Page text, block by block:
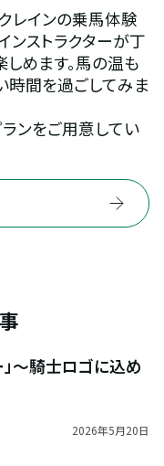
レインの乗馬体験
ンストラクターが丁
めます。馬の温も
時間を過ごしてみま
ンをご用意してい
～騎士ロゴに込め
2026年5月20日